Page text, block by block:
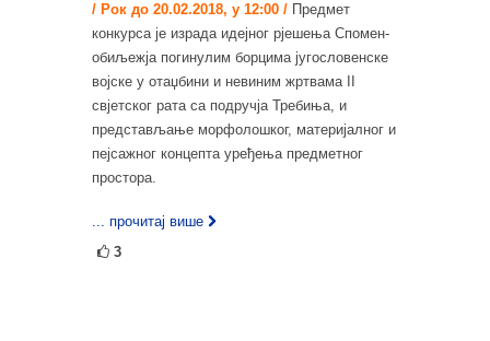
/ Рок до 20.02.2018, у 12:00 / Предмет
конкурса је израда идејног рјешења Спомен-
oбиљежја погинулим борцима југословенске
војске у отаџбини и невиним жртвама II
свјетског рата са подручја Требиња, и
представљање морфолошког, материјалног и
пејсажног концепта уређења предметног
простора.
... прочитај више
3